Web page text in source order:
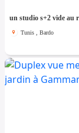
Tunis , Bardo